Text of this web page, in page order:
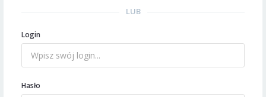
LUB
Login
Hasło